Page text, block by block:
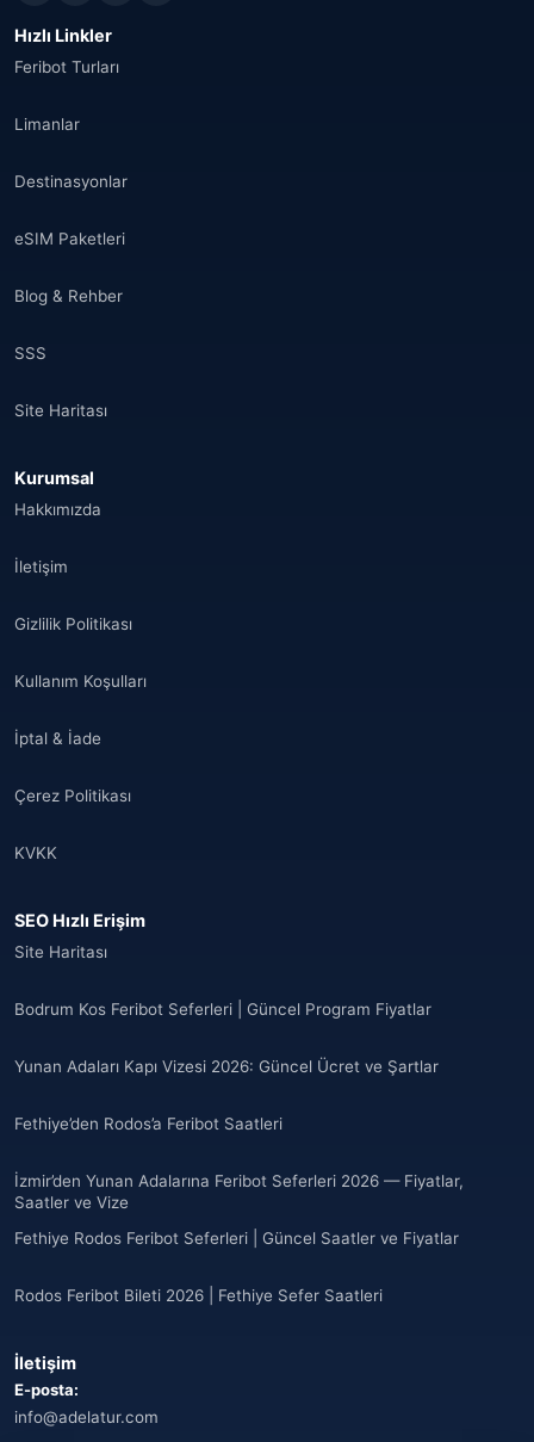
Hızlı Linkler
Feribot Turları
Limanlar
Destinasyonlar
eSIM Paketleri
Blog & Rehber
SSS
Site Haritası
Kurumsal
Hakkımızda
İletişim
Gizlilik Politikası
Kullanım Koşulları
İptal & İade
Çerez Politikası
KVKK
SEO Hızlı Erişim
Site Haritası
Bodrum Kos Feribot Seferleri | Güncel Program Fiyatlar
Yunan Adaları Kapı Vizesi 2026: Güncel Ücret ve Şartlar
Fethiye’den Rodos’a Feribot Saatleri
İzmir’den Yunan Adalarına Feribot Seferleri 2026 — Fiyatlar,
Saatler ve Vize
Fethiye Rodos Feribot Seferleri | Güncel Saatler ve Fiyatlar
Rodos Feribot Bileti 2026 | Fethiye Sefer Saatleri
İletişim
E-posta:
info@adelatur.com